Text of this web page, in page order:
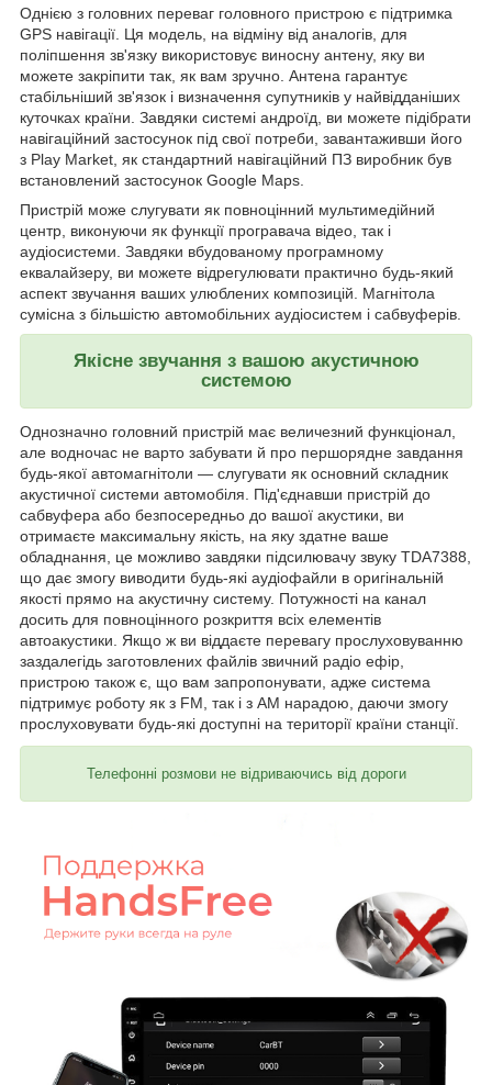
Однією з головних переваг головного пристрою є підтримка
GPS навігації. Ця модель, на відміну від аналогів, для
поліпшення зв'язку використовує виносну антену, яку ви
можете закріпити так, як вам зручно. Антена гарантує
стабільніший зв'язок і визначення супутників у найвідданіших
куточках країни. Завдяки системі андроїд, ви можете підібрати
навігаційний застосунок під свої потреби, завантаживши його
з Play Market, як стандартний навігаційний ПЗ виробник був
встановлений застосунок Google Maps.
Пристрій може слугувати як повноцінний мультимедійний
центр, виконуючи як функції програвача відео, так і
аудіосистеми. Завдяки вбудованому програмному
еквалайзеру, ви можете відрегулювати практично будь-який
аспект звучання ваших улюблених композицій. Магнітола
сумісна з більшістю автомобільних аудіосистем і сабвуферів.
Якісне звучання з вашою акустичною
системою
Однозначно головний пристрій має величезний функціонал,
але водночас не варто забувати й про першорядне завдання
будь-якої автомагнітоли — слугувати як основний складник
акустичної системи автомобіля. Під'єднавши пристрій до
сабвуфера або безпосередньо до вашої акустики, ви
отримаєте максимальну якість, на яку здатне ваше
обладнання, це можливо завдяки підсилювачу звуку TDA7388,
що дає змогу виводити будь-які аудіофайли в оригінальній
якості прямо на акустичну систему. Потужності на канал
досить для повноцінного розкриття всіх елементів
автоакустики. Якщо ж ви віддаєте перевагу прослуховуванню
заздалегідь заготовлених файлів звичний радіо ефір,
пристрою також є, що вам запропонувати, адже система
підтримує роботу як з FM, так і з AM нарадою, даючи змогу
прослуховувати будь-які доступні на території країни станції.
Телефонні розмови не відриваючись від дороги